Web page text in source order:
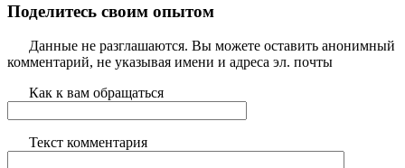
Поделитесь своим опытом
Данные не разглашаются. Вы можете оставить анонимный
комментарий, не указывая имени и адреса эл. почты
Как к вам обращаться
Текст комментария